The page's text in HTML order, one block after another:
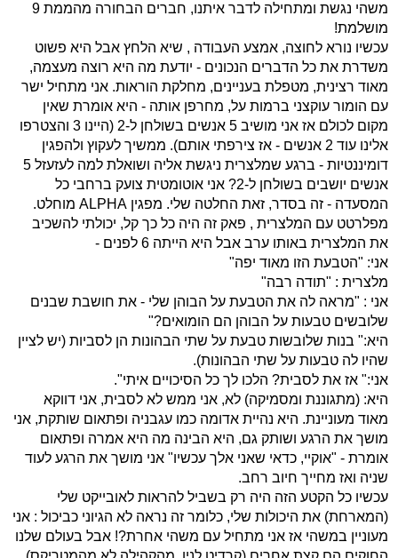
משהי נגשת ומתחילה לדבר איתנו, חברים הבחורה מהממת 9
מושלמת!
עכשיו נורא לחוצה, אמצע העבודה , שיא הלחץ אבל היא פשוט
משדרת את כל הדברים הנכונים - יודעת מה היא רוצה מעצמה,
מאוד רצינית, מטפלת בעניינים, מחלקת הוראות. אני מתחיל ישר
עם הומור עוקצני ברמות על, מחרפן אותה - היא אומרת שאין
מקום לכולם אז אני מושיב 5 אנשים בשולחן ל-2 (היינו 3 והצטרפו
אלינו עוד 2 אנשים - אז צירפתי אותם). ממשיך לעקוץ ולהפגין
דומיננטיות - ברגע שמלצרית ניגשת אליה ושואלת למה לעזעזל 5
אנשים יושבים בשולחן ל-2? אני אוטומטית צועק ברחבי כל
המסעדה - זה בסדר, זאת החלטה שלי. מפגין ALPHA מוחלט.
מפלרטט עם המלצרית , פאק זה היה כל כך קל, יכולתי להשכיב
את המלצרית באותו ערב אבל היא הייתה 6 לפנים -
אני: "הטבעת הזו מאוד יפה"
מלצרית : "תודה רבה"
אני : "מראה לה את הטבעת על הבוהן שלי - את חושבת שבנים
שלובשים טבעות על הבוהן הם הומואים?"
היא:" בנות שלובשות טבעת על שתי הבהונות הן לסביות (יש לציין
שהיו לה טבעות על שתי הבהונות).
אני:" אז את לסבית? הלכו לך כל הסיכויים איתי".
היא: (מתגוננת ומסמיקה) לא, אני ממש לא לסבית, אני דווקא
מאוד מעוניינת. היא נהיית אדומה כמו עגבניה ופתאום שותקת, אני
מושך את הרגע ושותק גם, היא הבינה מה היא אמרה ופתאום
אומרת - "אוקיי, כדאי שאני אלך עכשיו" אני מושך את הרגע לעוד
שניה ואז מחייך חיוב רחב.
עכשיו כל הקטע הזה היה רק בשביל להראות לאובייקט שלי
(המארחת) את היכולות שלי, כלומר זה נראה לא הגיוני כביכול : אני
מעוניין במשהי אז אני מתחיל עם משהי אחרת?! אבל בעולם שלנו